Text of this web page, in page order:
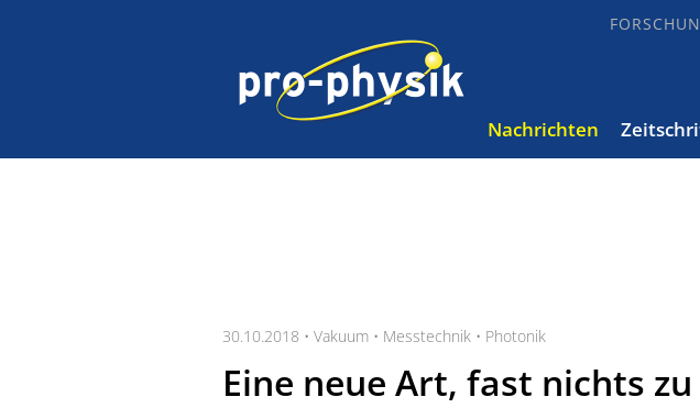
Nachrichten
30.10.2018 • Vakuum • Messtechnik • Photonik
Eine neue Art, fast nichts